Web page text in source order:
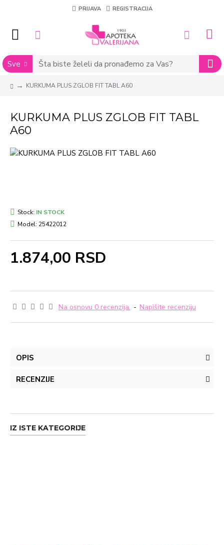
PRIJAVA REGISTRACIJA
Sve
KURKUMA PLUS ZGLOB FIT TABL A60
KURKUMA PLUS ZGLOB FIT TABL
A60
Na osnovu 0 recenzija. - Napišite recenziju
1.874,00 RSD
Stock: IN STOCK
Model: 25422012
OPIS
RECENZIJE
IZ ISTE KATEGORIJE